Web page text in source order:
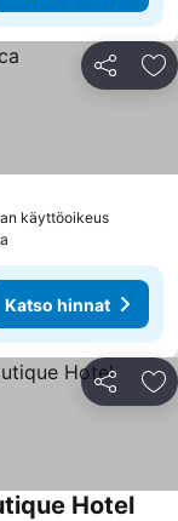
Jaa
käyttöoikeus
Katso hinnat
Jaa
Hotel